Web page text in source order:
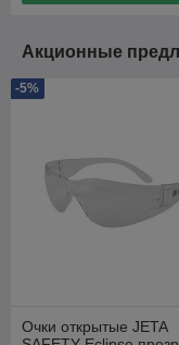
Акционные
-5%
Очки открытые JETA